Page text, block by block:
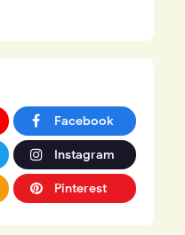
Facebook
Instagram
Pinterest